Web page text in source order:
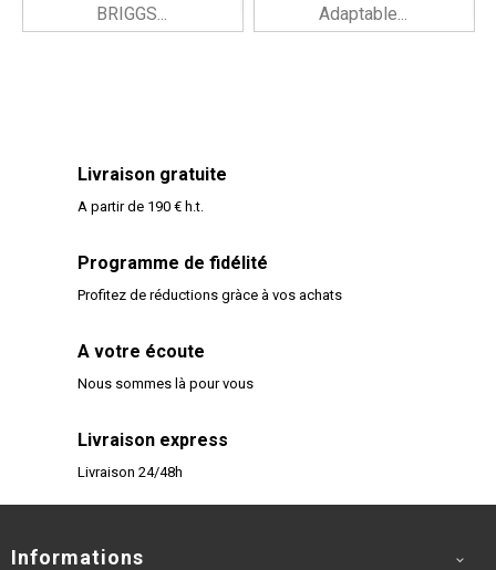
BRIGGS...
Adaptable...
Livraison gratuite
A partir de 190 € h.t.
Programme de fidélité
Profitez de réductions gràce à vos achats
A votre écoute
Nous sommes là pour vous
Livraison express
Livraison 24/48h
Informations 